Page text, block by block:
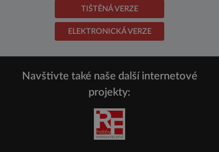
TIŠTĚNÁ VERZE
ELEKTRONICKÁ VERZE
Navštivte také naše další internetové
projekty: